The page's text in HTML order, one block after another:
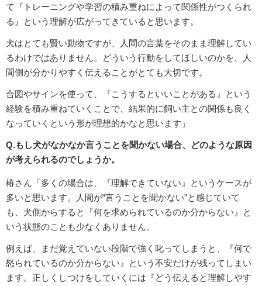
て『トレーニングや学習の積み重ねによって関係性がつくられ
る』という理解が広がってきていると思います。
犬はとても賢い動物ですが、人間の言葉をそのまま理解してい
るわけではありません。どういう行動をしてほしいのかを、人
間側が分かりやすく伝えることがとても大切です。
合図やサインを使って、『こうするといいことがある』という
経験を積み重ねていくことで、結果的に飼い主との関係も良く
なっていくという形が理想的かなと思います」
Q.もし犬がなかなか言うことを聞かない場合、どのような原因
が考えられるのでしょうか。
椿さん「多くの場合は、『理解できていない』というケースが
多いと思います。人間が“言うことを聞かない”と感じていて
も、犬側からすると『何を求められているのか分からない』と
いう状態のことも少なくありません。
例えば、まだ覚えていない段階で強く叱ってしまうと、『何で
怒られているのか分からない』という不安だけが残ってしまい
ます。正しくしつけをしていくには『どう伝えると理解しやす